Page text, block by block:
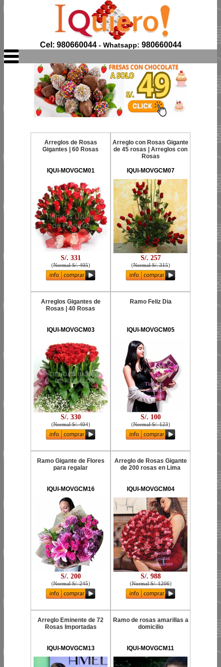
Cel: 980660044- Whatsapp: 980660044
Arreglos de Rosas
Gigantes | 60 Rosas
IQUI-MOVGCM01
S/. 331
(Normal S/. 405)
Arreglo con Rosas Gigante
de 45 rosas | Arreglos con
Rosas
IQUI-MOVGCM07
S/. 257
(Normal S/. 315)
Arreglos Gigantes de
Rosas | 40 Rosas
IQUI-MOVGCM03
S/. 330
(Normal S/. 404)
Ramo Feliz Dia
IQUI-MOVGCM05
S/. 100
(Normal S/. 123)
Ramo Gigante de Flores
para regalar
IQUI-MOVGCM16
S/. 200
(Normal S/. 245)
Arreglo de Rosas Gigante
de 200 rosas en Lima
IQUI-MOVGCM04
S/. 988
(Normal S/. 1206)
Arreglo Eminente de 72
Rosas Importadas
IQUI-MOVGCM13
Ramo de rosas amarillas a
domicilio
IQUI-MOVGCM11